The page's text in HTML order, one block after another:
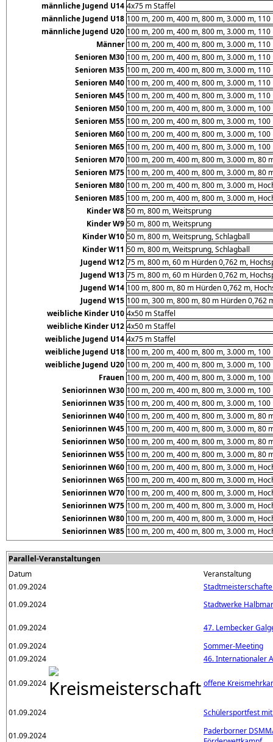
männliche Jugend U14 4x75 m Staffel
männliche Jugend U18 100 m, 200 m, 400 m, 800 m, 3.000 m,
männliche Jugend U20 100 m, 200 m, 400 m, 800 m, 3.000 m,
Männer 100 m, 200 m, 400 m, 800 m, 3.000 m,
Senioren M30 100 m, 200 m, 400 m, 800 m, 3.000 m,
Senioren M35 100 m, 200 m, 400 m, 800 m, 3.000 m,
Senioren M40 100 m, 200 m, 400 m, 800 m, 3.000 m,
Senioren M45 100 m, 200 m, 400 m, 800 m, 3.000 m,
Senioren M50 100 m, 200 m, 400 m, 800 m, 3.000 m,
Senioren M55 100 m, 200 m, 400 m, 800 m, 3.000 m,
Senioren M60 100 m, 200 m, 400 m, 800 m, 3.000 m,
Senioren M65 100 m, 200 m, 400 m, 800 m, 3.000 m,
Senioren M70 100 m, 200 m, 400 m, 800 m, 3.000 m, 80
Senioren M75 100 m, 200 m, 400 m, 800 m, 3.000 m, 80
Senioren M80 100 m, 200 m, 400 m, 800 m, 3.000 m,
Senioren M85 100 m, 200 m, 400 m, 800 m, 3.000 m,
Kinder W8 50 m, 800 m, Weitsprung
Kinder W9 50 m, 800 m, Weitsprung
Kinder W10 50 m, 800 m, Weitsprung, Schlagball
Kinder W11 50 m, 800 m, Weitsprung, Schlagball
Jugend W12 75 m, 800 m, 60 m Hürden 0,762 m,
Jugend W13 75 m, 800 m, 60 m Hürden 0,762 m,
Jugend W14 100 m, 800 m, 80 m Hürden 0,762 m,
Jugend W15 100 m, 300 m, 800 m, 80 m Hürden 0,762
weibliche Kinder U10 4x50 m Staffel
weibliche Kinder U12 4x50 m Staffel
weibliche Jugend U14 4x75 m Staffel
weibliche Jugend U18 100 m, 200 m, 400 m, 800 m, 3.000 m,
weibliche Jugend U20 100 m, 200 m, 400 m, 800 m, 3.000 m,
Frauen 100 m, 200 m, 400 m, 800 m, 3.000 m,
Seniorinnen W30 100 m, 200 m, 400 m, 800 m, 3.000 m,
Seniorinnen W35 100 m, 200 m, 400 m, 800 m, 3.000 m,
Seniorinnen W40 100 m, 200 m, 400 m, 800 m, 3.000 m, 80
Seniorinnen W45 100 m, 200 m, 400 m, 800 m, 3.000 m, 80
Seniorinnen W50 100 m, 200 m, 400 m, 800 m, 3.000 m, 80
Seniorinnen W55 100 m, 200 m, 400 m, 800 m, 3.000 m, 80
Seniorinnen W60 100 m, 200 m, 400 m, 800 m, 3.000 m,
Seniorinnen W65 100 m, 200 m, 400 m, 800 m, 3.000 m,
Seniorinnen W70 100 m, 200 m, 400 m, 800 m, 3.000 m,
Seniorinnen W75 100 m, 200 m, 400 m, 800 m, 3.000 m,
Seniorinnen W80 100 m, 200 m, 400 m, 800 m, 3.000 m,
Seniorinnen W85 100 m, 200 m, 400 m, 800 m, 3.000 m,
Parallel-Veranstaltungen
Datum
Veranstaltung
01.09.2024
01.09.2024
Stadtwerke
01.09.2024
47. Lembecker
01.09.2024
Sommer-Meeting
01.09.2024
46. Internationaler
01.09.2024 offene
01.09.2024 Schülersportfest
01.09.2024
Paderborner